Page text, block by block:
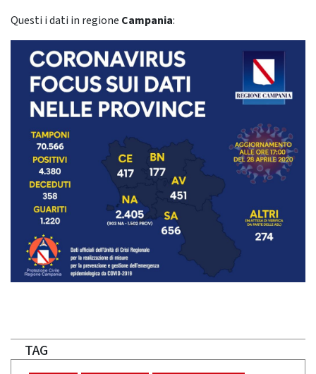
Questi i dati in regione Campania:
TAG